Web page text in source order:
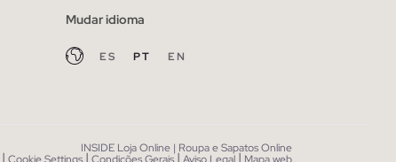
Mudar idioma
ES PT EN
INSIDE Loja Online | Roupa e Sapatos Online
| | | |